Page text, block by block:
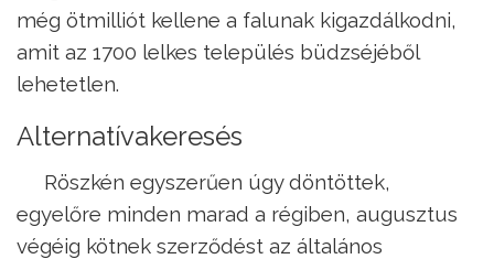
még ötmilliót kellene a falunak kigazdálkodni,
amit az 1700 lelkes település büdzséjéből
lehetetlen.
Alternatívakeresés
Röszkén egyszerűen úgy döntöttek,
egyelőre minden marad a régiben, augusztus
végéig kötnek szerződést az általános